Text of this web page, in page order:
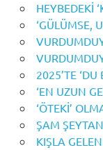
HEYBEDEKİ
‘GÜLÜMSE,
2025’TE ‘DU
‘EN UZUN
‘ÖTEKİ’
ŞAM
KIŞLA